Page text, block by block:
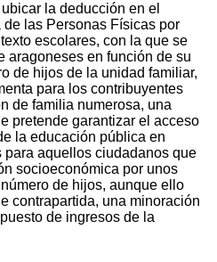
la deducción en el
de las Personas Físicas por
escolares, con la que se
aragoneses en función de su
de hijos de la unidad familiar,
para los contribuyentes
de familia numerosa, una
pretende garantizar el acceso
la educación pública en
aquellos ciudadanos que
socioeconómica por unos
de hijos, aunque ello
contrapartida, una minoración
de ingresos de la